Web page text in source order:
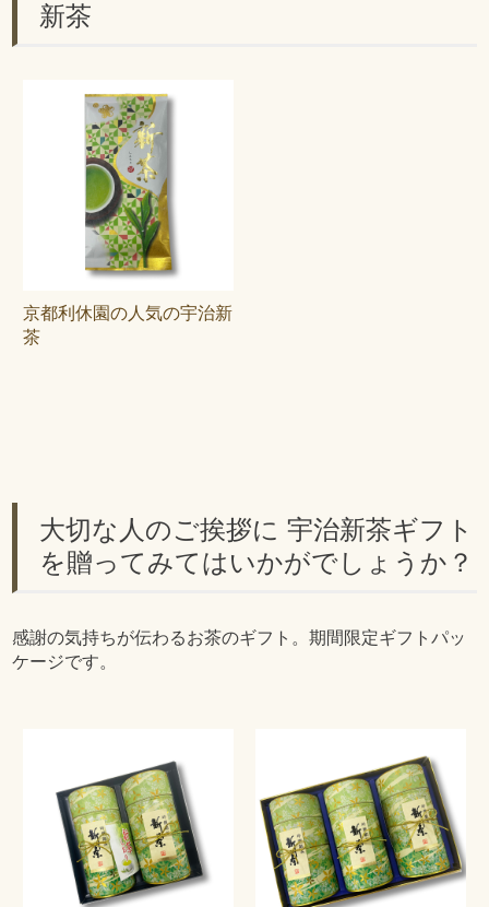
新茶
京都利休園の人気の宇治新
茶
大切な人のご挨拶に 宇治新茶ギフト
を贈ってみてはいかがでしょうか？
感謝の気持ちが伝わるお茶のギフト。期間限定ギフトパッ
ケージです。